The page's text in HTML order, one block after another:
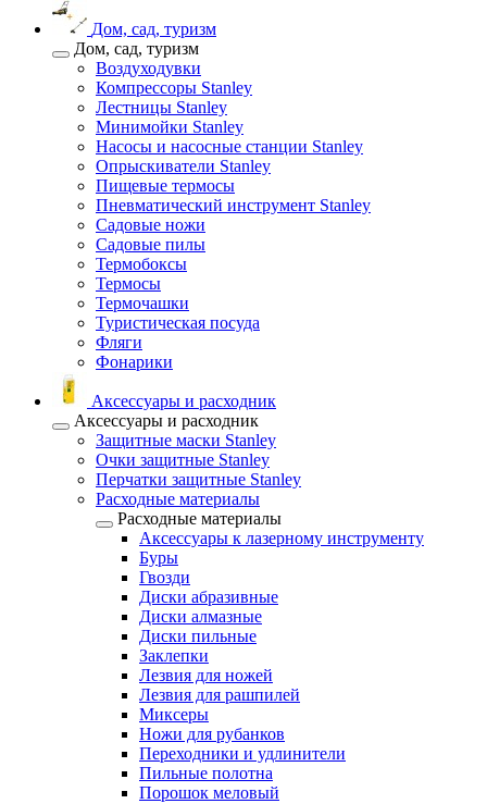
Дом, сад, туризм
Дом, сад, туризм
Воздуходувки
Компрессоры Stanley
Лестницы Stanley
Минимойки Stanley
Насосы и насосные станции Stanley
Опрыскиватели Stanley
Пищевые термосы
Пневматический инструмент Stanley
Садовые ножи
Садовые пилы
Термобоксы
Термосы
Термочашки
Туристическая посуда
Фляги
Фонарики
Аксессуары и расходник
Аксессуары и расходник
Защитные маски Stanley
Очки защитные Stanley
Перчатки защитные Stanley
Расходные материалы
Расходные материалы
Аксессуары к лазерному инструменту
Буры
Гвозди
Диски абразивные
Диски алмазные
Диски пильные
Заклепки
Лезвия для ножей
Лезвия для рашпилей
Миксеры
Ножи для рубанков
Переходники и удлинители
Пильные полотна
Порошок меловый